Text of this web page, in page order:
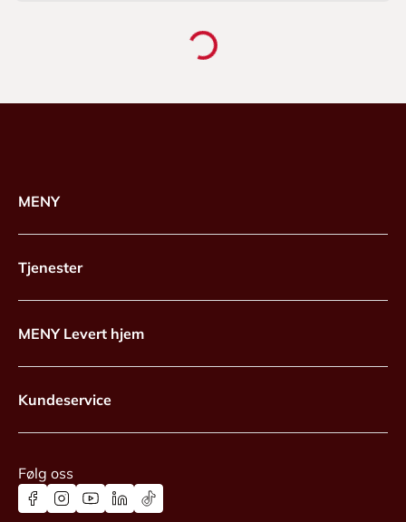
MENY
Tjenester
MENY Levert hjem
Kundeservice
Følg oss